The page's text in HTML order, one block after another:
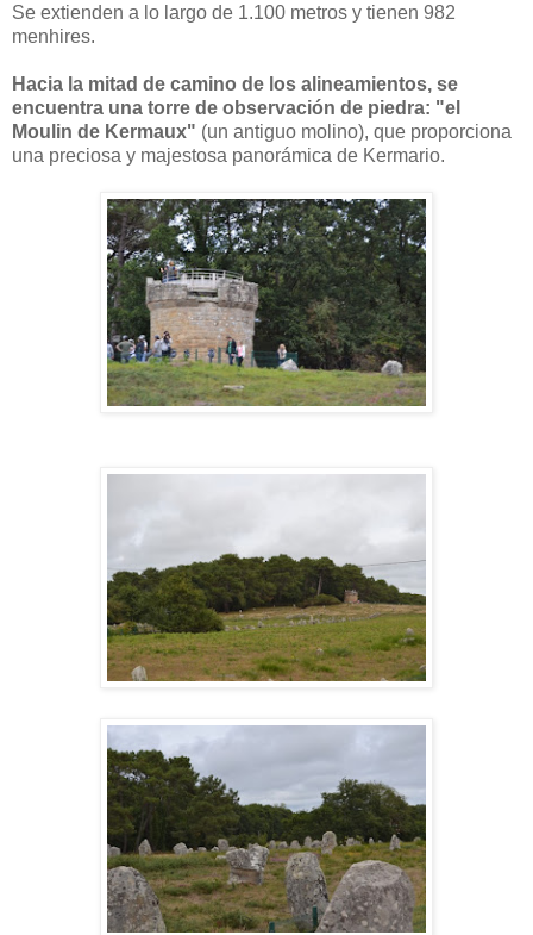
Se extienden a lo largo de 1.100 metros y tienen 982
menhires.
Hacia la mitad de camino de los alineamientos, se
encuentra una torre de observación de piedra: "el
Moulin de Kermaux" (un antiguo molino), que proporciona
una preciosa y majestosa panorámica de Kermario.